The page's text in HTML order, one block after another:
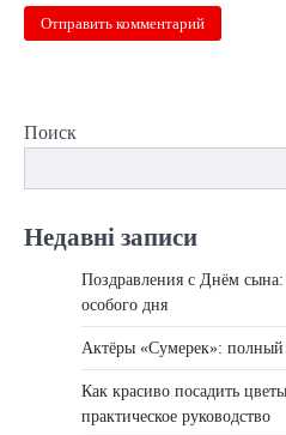
Поиск
Недавні записи
Поздравления с Днём
особого дня
Актёры «Сумерек»: полный
Как красиво посадить
практическое руководство